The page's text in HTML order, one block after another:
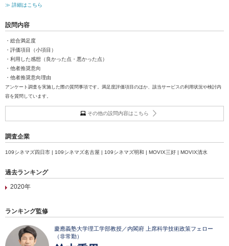
≫ 詳細はこちら
設問内容
・総合満足度
・評価項目（小項目）
・利用した感想（良かった点・悪かった点）
・他者推奨意向
・他者推奨意向理由
アンケート調査を実施した際の質問事項です。満足度評価項目のほか、該当サービスの利用状況や検討内
容を質問しています。
その他の設問内容はこちら
調査企業
109シネマズ四日市 | 109シネマズ名古屋 | 109シネマズ明和 | MOVIX三好 | MOVIX清水
過去ランキング
2020年
ランキング監修
慶應義塾大学理工学部教授／内閣府 上席科学技術政策フェロー
（非常勤）